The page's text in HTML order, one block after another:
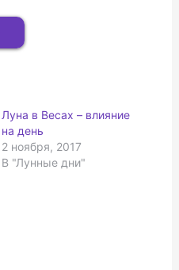
Луна в Весах – влияние
на день
2 ноября, 2017
В "Лунные дни"